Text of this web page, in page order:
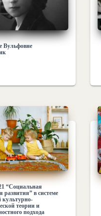
Вульфовне
“Социальная
развития” в системе
культурно-
теории и
подхода